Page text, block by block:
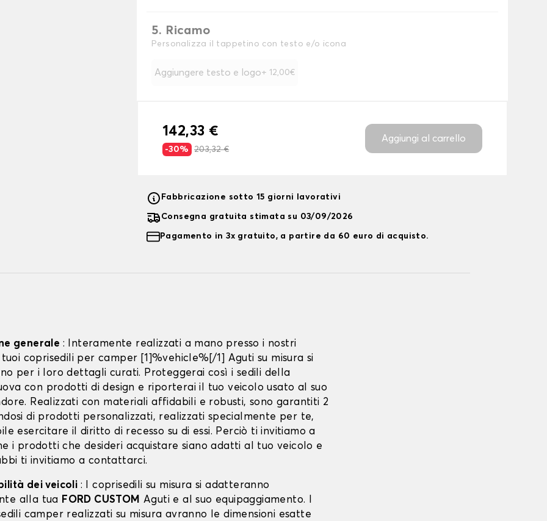
5. Ricamo
Personalizza il tappetino con testo e/o icona
Aggiungere testo e logo + 12,00€
142,33 €
-30% 203,32 €
Aggiungi al carrello
Fabbricazione sotto 15 giorni lavorativi
Consegna gratuita stimata su 03/09/2026
Pagamento in 3x gratuito, a partire da 60 euro di acquisto.
generale : Interamente realizzati a mano presso i nostri
coprisedili per camper [1]%vehicle%[/1] Aguti su misura si
per i loro dettagli curati. Proteggerai così i sedili della
con prodotti di design e riporterai il tuo veicolo usato al suo
Realizzati con materiali affidabili e robusti, sono garantiti 2
di prodotti personalizzati, realizzati specialmente per te,
esercitare il diritto di recesso su di essi. Perciò ti invitiamo a
i prodotti che desideri acquistare siano adatti al tuo veicolo e
ti invitiamo a contattarci.
dei veicoli : I coprisedili su misura si adatteranno
alla tua FORD CUSTOM Aguti e al suo equipaggiamento. I
camper realizzati su misura avranno le dimensioni esatte